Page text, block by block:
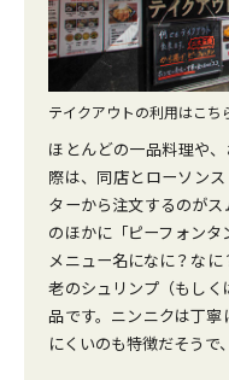
テイクアウトの利用はこち
ほとんどの一品料理や
際は、同店とローソン
ターから注文するのが
のほかに「ピーフォン
メニュー名になに？な
老のシュリンプ（もし
品です。ニンニクは丁
にくいのも特徴だそうで